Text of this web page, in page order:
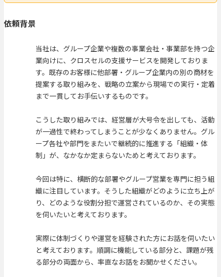
依頼背景
当社は、グループ企業や複数の事業会社・事業部を持つ企
業向けに、クロスセルの支援サービスを開発しておりま
す。既存のお客様に他部署・グループ企業内の別の商材を
提案する取り組みを、戦略の立案から現場での実行・定着
まで一貫してお手伝いするものです。
こうした取り組みでは、経営層が大号令を出しても、活動
が一過性で終わってしまうことが少なくありません。グル
ープ各社や部門をまたいで継続的に推進する「組織・体
制」が、なかなか定まらないためと考えております。
今回は特に、横断的な部署やグループ営業を専門に担う組
織に注目しています。そうした組織がどのように立ち上が
り、どのような役割分担で運営されているのか、その実態
を伺いたいと考えております。
実際に体制づくりや運営を経験された方にお話を伺いたい
と考えております。順調に機能している部分と、課題が残
る部分の両面から、率直なお話をお聞かせください。